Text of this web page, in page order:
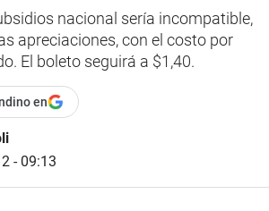
nacional sería incompatible,
apreciaciones, con el costo por
El boleto seguirá a $1,40.
en
- 09:13